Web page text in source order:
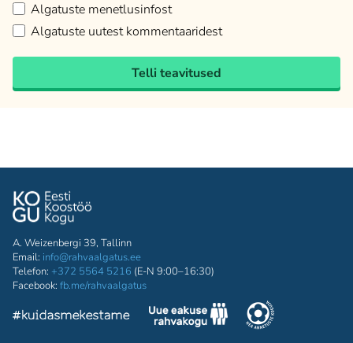
Algatuste menetlusinfost
Algatuste uutest kommentaaridest
Telli teavitused
A. Weizenbergi 39, Tallinn
Email: info@rahvaalgatus.ee
Telefon: +372 5564 5216 (E-N 9:00–16:30)
Facebook: fb.me/rahvaalgatus